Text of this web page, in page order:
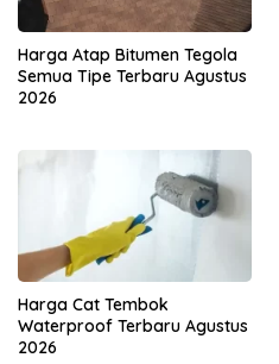
Harga Atap Bitumen Tegola
Semua Tipe Terbaru Agustus
2026
Harga Cat Tembok
Waterproof Terbaru Agustus
2026